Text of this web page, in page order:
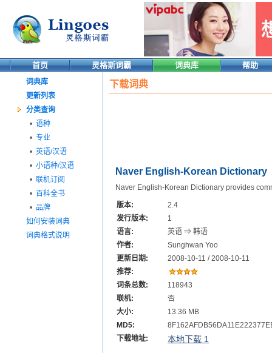
首页 灵格斯词霸 词典库 帮助
词典库
更新列表
分类查询
• 语种
• 专业
• 英语/汉语
• 小语种/汉语
• 联机订阅
• 百科全书
• 品牌
如何安装词典
词典格式说明
下载词典
Naver English-Korean Dictionary
Naver English-Korean Dictionary provides
版本:
2.4
发行版本:
1
语言:
英语 ⇒ 韩语
作者:
Sunghwan Yoo
更新日期:
2008-10-11 / 2008-10-11
推荐:
词条总数:
118943
联机:
否
大小:
13.36 MB
MD5:
下载地址:
本地下载 1